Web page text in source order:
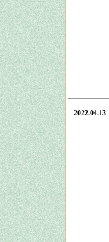
2022.04.13